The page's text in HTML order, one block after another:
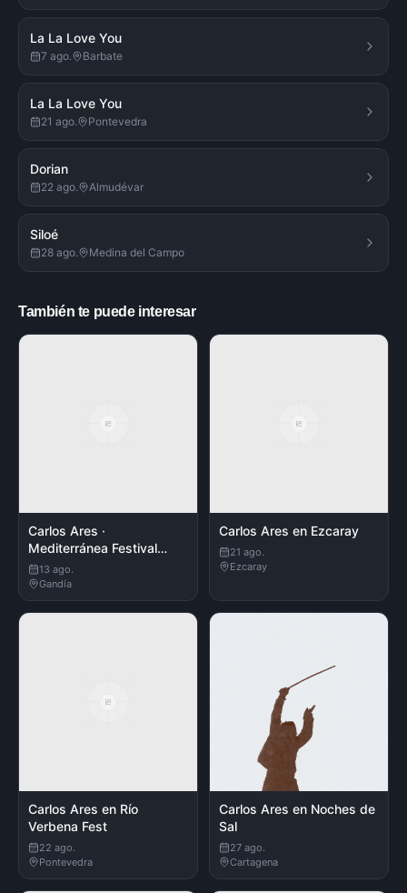
La La Love You
7 ago. Barbate
La La Love You
21 ago. Pontevedra
Dorian
22 ago. Almudévar
Siloé
28 ago. Medina del Campo
También te puede interesar
Carlos Ares ·
Mediterránea Festival
2026
13 ago.
Gandía
Carlos Ares en Ezcaray
21 ago.
Ezcaray
Carlos Ares en Río
Verbena Fest
22 ago.
Pontevedra
Carlos Ares en Noches de
Sal
27 ago.
Cartagena